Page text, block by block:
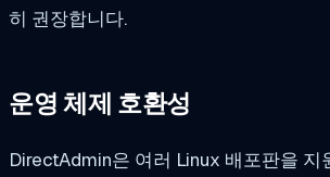
히 권장합니다.
운영 체제 호환성
DirectAdmin은 여러 Linux 배포판을 지